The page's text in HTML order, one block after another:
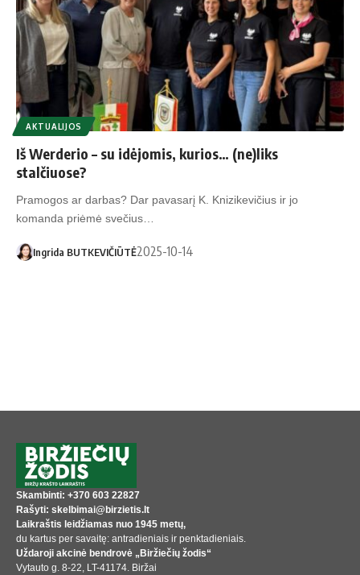
AKTUALIJOS
Iš Werderio – su idėjomis, kurios… (ne)liks
stalčiuose?
Pramogos ar darbas? Dar pavasarį K. Knizikevičius ir jo
komanda priėmė svečius…
Ingrida BUTKEVIČIŪTĖ2025-10-14
Skambinti: +370 603 22827
Rašyti: skelbimai@birzietis.lt
Laikraštis leidžiamas nuo 1945 metų,
du kartus per savaitę: antradieniais ir penktadieniais.
Uždaroji akcinė bendrovė „Biržiečių žodis“
Vytauto g. 8-22, LT-41174. Biržai